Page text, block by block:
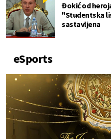
Đokić od
"Studentska
sastavljena
eSports